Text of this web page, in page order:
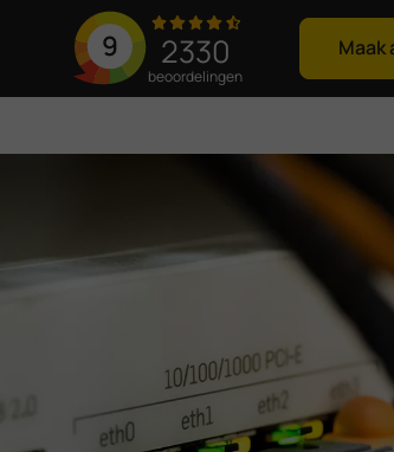
9 2330
beoordelingen
Maak